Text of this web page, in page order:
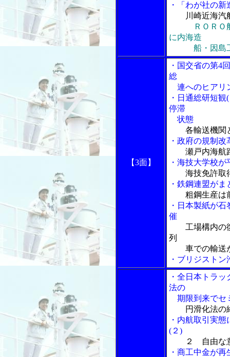
・「わが社の新
川崎近海汽
ＲＯＲ
に内海造
船・因島工
【3面】
・国交省の第4
総
連へのヒアリ
・日通総研短
停滞
状態
各輸送機関
・政府の規制
瀬戸内海航
・海技大学校
海技免許取
・鉄鋼連盟が
粗鋼生産は
・日本製紙が
催
工場構内の
列
車での輸送
・ブリジスト
・全日本トラ
法の
期限到来でセ
円滑化法の
・内航取引実
(２)
２ 自由な
・商工中金が